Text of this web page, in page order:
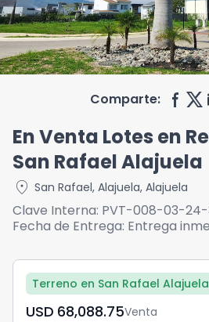
Comparte:
En Venta Lotes en
San Rafael Alajuela
location_on San Rafael, Alajuela, Alajuela
Clave Interna: PVT-008-03-
Fecha de Entrega: Entrega
Terreno en San Rafael Alajuela
USD	68,088.75Venta